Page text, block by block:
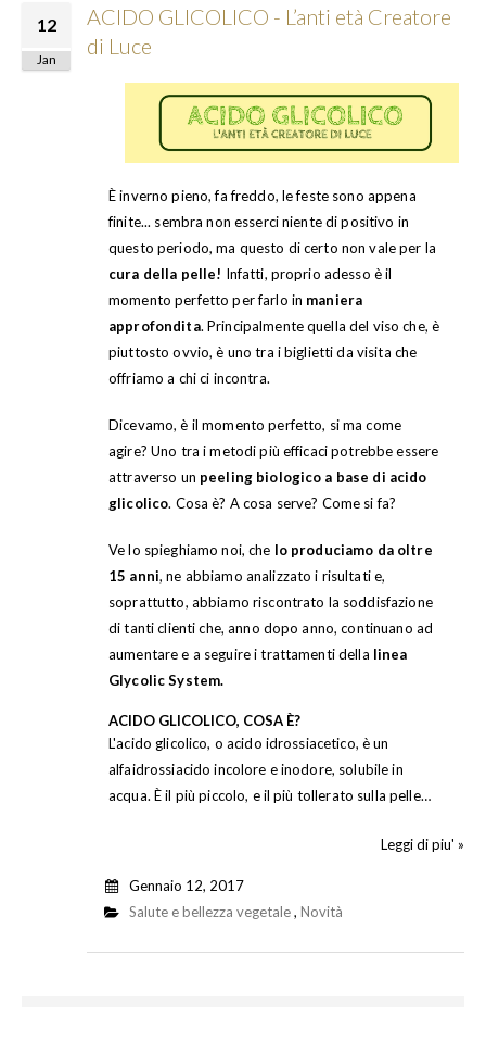
12
Jan
ACIDO GLICOLICO - L’anti età Creatore
di Luce
È inverno pieno, fa freddo, le feste sono appena
finite... sembra non esserci niente di positivo in
questo periodo, ma questo di certo non vale per la
cura della pelle! Infatti, proprio adesso è il
momento perfetto per farlo in maniera
approfondita. Principalmente quella del viso che, è
piuttosto ovvio, è uno tra i biglietti da visita che
offriamo a chi ci incontra.
Dicevamo, è il momento perfetto, si ma come
agire? Uno tra i metodi più efficaci potrebbe essere
attraverso un peeling biologico a base di acido
glicolico. Cosa è? A cosa serve? Come si fa?
Ve lo spieghiamo noi, che lo produciamo da oltre
15 anni, ne abbiamo analizzato i risultati e,
soprattutto, abbiamo riscontrato la soddisfazione
di tanti clienti che, anno dopo anno, continuano ad
aumentare e a seguire i trattamenti della linea
Glycolic System.
ACIDO GLICOLICO, COSA È?
L'acido glicolico, o acido idrossiacetico, è un
alfaidrossiacido incolore e inodore, solubile in
acqua. È il più piccolo, e il più tollerato sulla pelle…
Leggi di piu' »
Gennaio 12, 2017
Salute e bellezza vegetale, Novità